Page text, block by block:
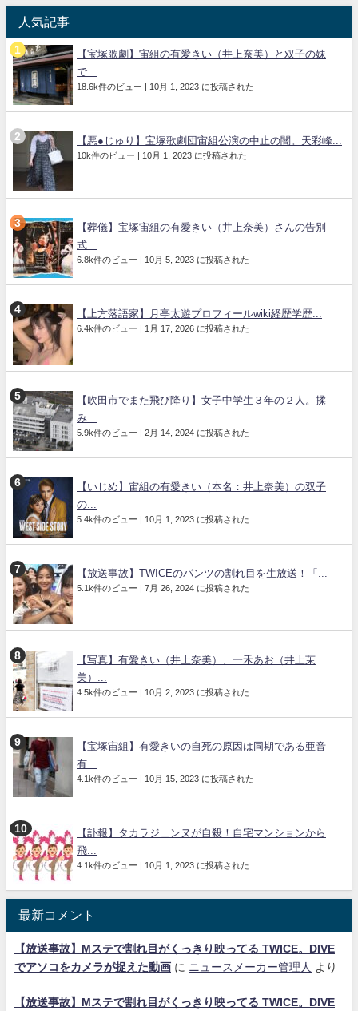
人気記事
【宝塚歌劇】宙組の有愛きい（井上奈美）と双子の妹
で...
18.6k件のビュー | 10月 1, 2023 に投稿された
【悪●じゅり】宝塚歌劇団宙組公演の中止の闇。天彩峰...
10k件のビュー | 10月 1, 2023 に投稿された
【葬儀】宝塚宙組の有愛きい（井上奈美）さんの告別
式...
6.8k件のビュー | 10月 5, 2023 に投稿された
【上方落語家】月亭太遊プロフィールwiki経歴学歴...
6.4k件のビュー | 1月 17, 2026 に投稿された
【吹田市でまた飛び降り】女子中学生３年の２人。揉
み...
5.9k件のビュー | 2月 14, 2024 に投稿された
【いじめ】宙組の有愛きい（本名：井上奈美）の双子
の...
5.4k件のビュー | 10月 1, 2023 に投稿された
【放送事故】TWICEのパンツの割れ目を生放送！「...
5.1k件のビュー | 7月 26, 2024 に投稿された
【写真】有愛きい（井上奈美）、一禾あお（井上茉
美）...
4.5k件のビュー | 10月 2, 2023 に投稿された
【宝塚宙組】有愛きいの自死の原因は同期である亜音
有...
4.1k件のビュー | 10月 15, 2023 に投稿された
【訃報】タカラジェンヌが自殺！自宅マンションから
飛...
4.1k件のビュー | 10月 1, 2023 に投稿された
最新コメント
【放送事故】Mステで割れ目がくっきり映ってる TWICE。DIVE
でアソコをカメラが捉えた動画 に ニュースメーカー管理人 より
【放送事故】Mステで割れ目がくっきり映ってる TWICE。DIVE